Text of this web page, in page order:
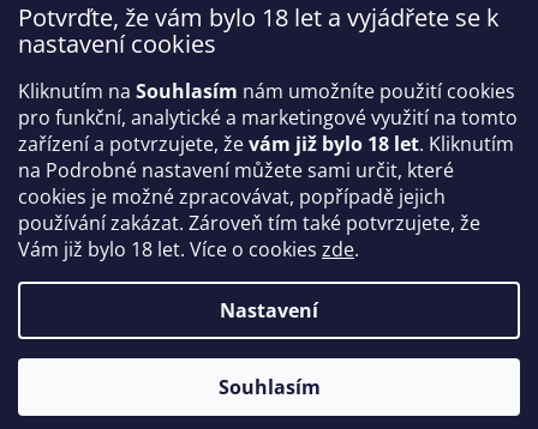
Potvrďte, že vám bylo 18 let a vyjádřete se k
nastavení cookies
Kliknutím na Souhlasím nám umožníte použití cookies
pro funkční, analytické a marketingové využití na tomto
zařízení a potvrzujete, ževám již bylo 18 let. Kliknutím
na Podrobné nastavení můžete sami určit, které
cookies je možné zpracovávat, popřípadě jejich
používání zakázat. Zároveň tím také potvrzujete, že
Vám již bylo 18 let. Více o cookies zde.
Nastavení
Souhlasím
Přijímáme online platby
Copyright 2026IntimniNakupy.cz. Všechna práva
vyhrazena.